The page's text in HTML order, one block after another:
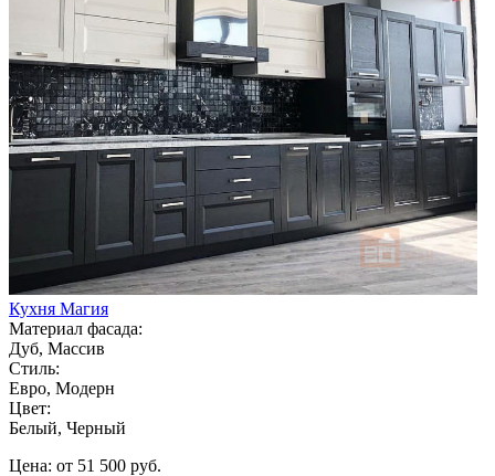
Кухня Магия
Материал фасада:
Дуб, Массив
Стиль:
Евро, Модерн
Цвет:
Белый, Черный
Цена: от 51 500 руб.